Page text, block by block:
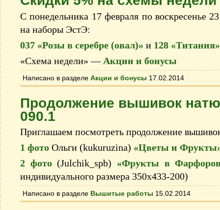
С понедельника 17 февраля по воскресенье
на наборы ЭстЭ:
037 «Розы в серебре (овал)» и 128 «Титания»
«Схема недели» — Акции и бонусы
Написано в разделе Акции и бонусы 17.02.2014
Продолжение вышивок
090.1
Приглашаем посмотреть продолжение
1 фото Ольги (kukuruzina) «Цветы и
2 фото(Julchik_spb) «Фрукты в
индивидуального размера 350х433-200)
Написано в разделе Вышитые работы 15.02.2014